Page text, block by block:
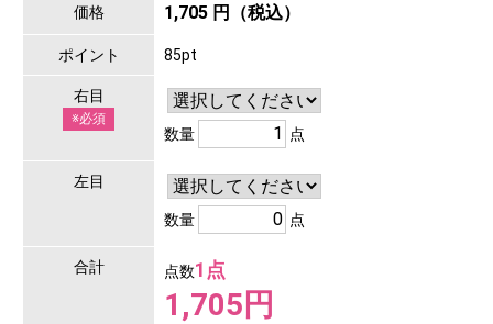
価格 1,705 円（税込）
ポイント 85pt
右目
※必須
数量 点
左目
数量 点
合計 点数1点
1,705円